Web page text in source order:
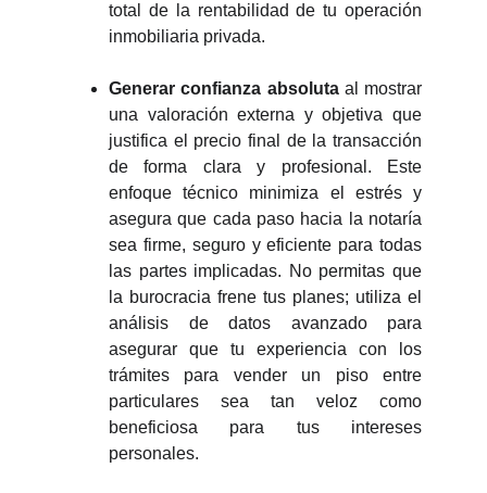
total de la rentabilidad de tu operación
inmobiliaria privada.
Generar confianza absolutaal mostrar
una valoración externa y objetiva que
justifica el precio final de la transacción
de forma clara y profesional. Este
enfoque técnico minimiza el estrés y
asegura que cada paso hacia la notaría
sea firme, seguro y eficiente para todas
las partes implicadas. No permitas que
la burocracia frene tus planes; utiliza el
análisis de datos avanzado para
asegurar que tu experiencia con los
trámites para vender un piso entre
particulares sea tan veloz como
beneficiosa para tus intereses
personales.